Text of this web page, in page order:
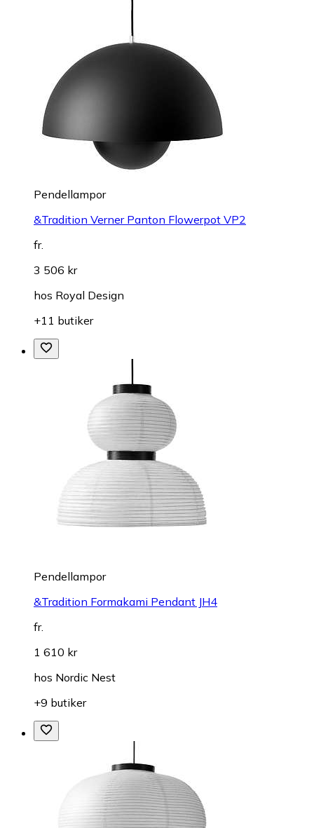
Pendellampor
&Tradition Verner Panton Flowerpot VP2
fr.
3 506 kr
hos Royal Design
+11 butiker
Pendellampor
&Tradition Formakami Pendant JH4
fr.
1 610 kr
hos Nordic Nest
+9 butiker